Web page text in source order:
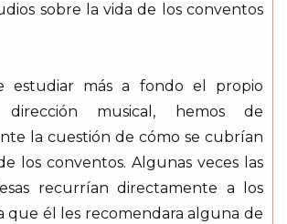
sobre la vida de los conventos
estudiar más a fondo el propio
musical, hemos de
la cuestión de cómo se cubrían
los conventos. Algunas veces las
recurrían directamente a los
que él les recomendara alguna de